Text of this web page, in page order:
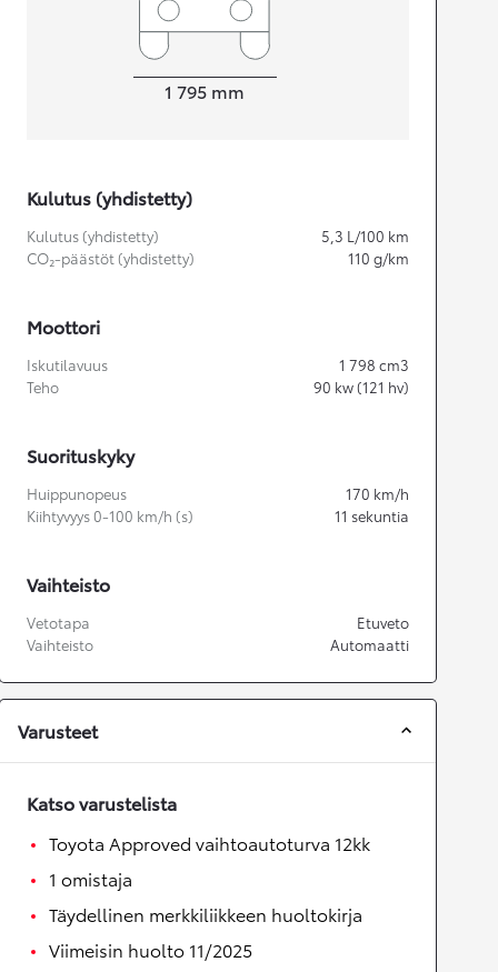
1 795 mm
Kulutus (yhdistetty)
Kulutus (yhdistetty) 5,3 L/100 km
CO₂-päästöt (yhdistetty)
110 g/km
Moottori
Iskutilavuus 1 798 cm3
Teho
90 kw (121 hv)
Suorituskyky
Huippunopeus 170 km/h
Kiihtyvyys 0-100 km/h (s)
11 sekuntia
Vaihteisto
Vetotapa
Etuveto
Vaihteisto
Automaatti
Varusteet
Katso varustelista
Toyota Approved vaihtoautoturva 12kk
1 omistaja
Täydellinen merkkiliikkeen huoltokirja
Viimeisin huolto 11/2025